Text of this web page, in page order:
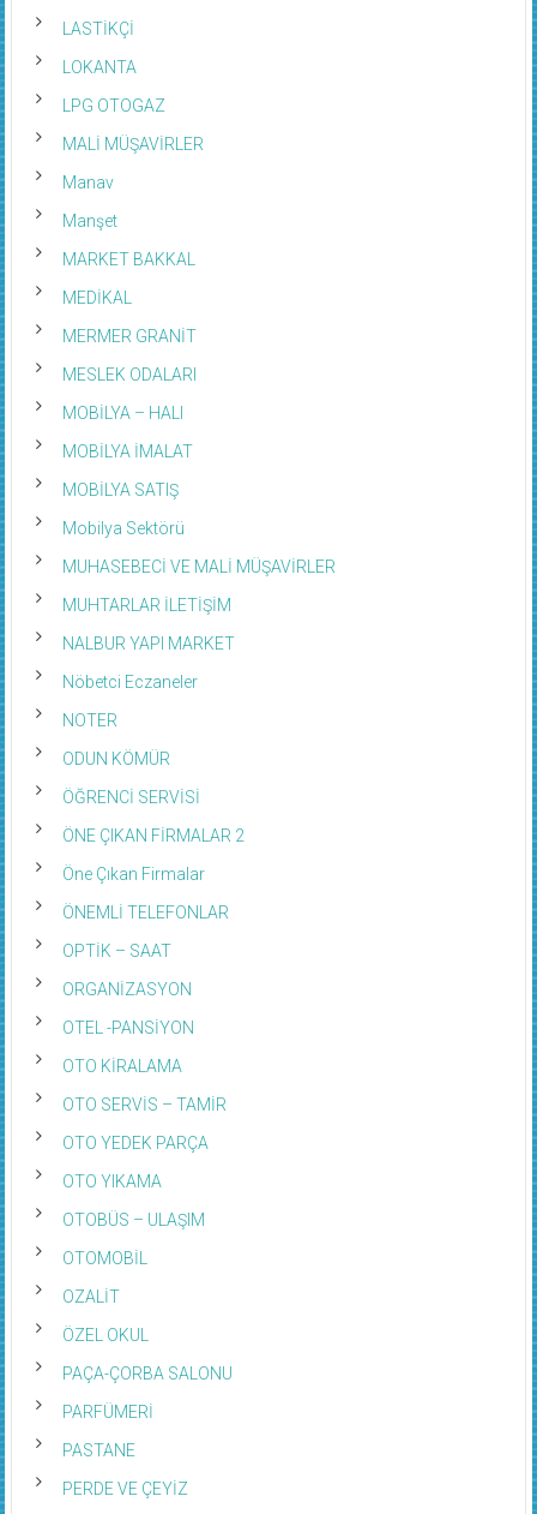
LASTİKÇİ
LOKANTA
LPG OTOGAZ
MALİ MÜŞAVİRLER
Manav
Manşet
MARKET BAKKAL
MEDİKAL
MERMER GRANİT
MESLEK ODALARI
MOBİLYA – HALI
MOBİLYA İMALAT
MOBİLYA SATIŞ
Mobilya Sektörü
MUHASEBECİ VE MALİ MÜŞAVİRLER
MUHTARLAR İLETİŞİM
NALBUR YAPI MARKET
Nöbetci Eczaneler
NOTER
ODUN KÖMÜR
ÖĞRENCİ SERVİSİ
ÖNE ÇIKAN FİRMALAR 2
Öne Çıkan Firmalar
ÖNEMLİ TELEFONLAR
OPTİK – SAAT
ORGANİZASYON
OTEL -PANSİYON
OTO KİRALAMA
OTO SERVİS – TAMİR
OTO YEDEK PARÇA
OTO YIKAMA
OTOBÜS – ULAŞIM
OTOMOBİL
OZALİT
ÖZEL OKUL
PAÇA-ÇORBA SALONU
PARFÜMERİ
PASTANE
PERDE VE ÇEYİZ